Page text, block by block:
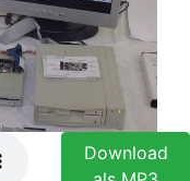
Download